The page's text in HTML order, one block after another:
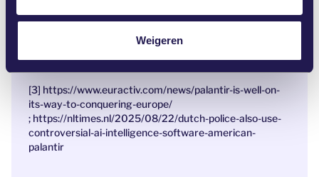
Weigeren
technologies-verdacht-van-privacyschendingen/
https://privacyinternational.org/examples/5299/contr
oversial-data-analytics-firm-palantir-run-uks-health-
data-platform
[3] https://www.euractiv.com/news/palantir-is-well-on-
its-way-to-conquering-europe/
; https://nltimes.nl/2025/08/22/dutch-police-also-use-
controversial-ai-intelligence-software-american-
palantir